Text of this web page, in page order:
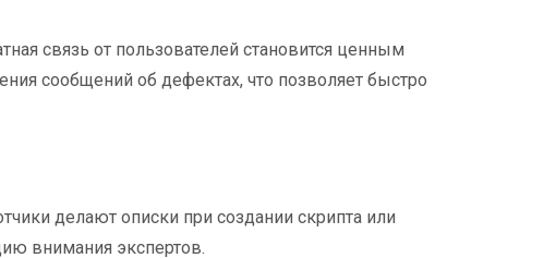
связь от пользователей становится ценным
сообщений об дефектах, что позволяет быстро
делают описки при создании скрипта или
внимания экспертов.